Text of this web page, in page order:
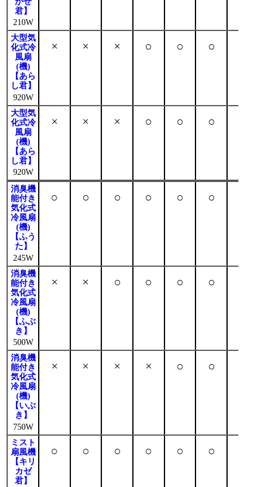
君】
210W
大型気
化式冷
風扇
(機)
【あら
し君】
920W
× × × ○ ○ ○
大型気
化式冷
風扇
(機)
【あら
し君】
920W
× × × ○ ○ ○
消臭機
能付き
気化式
冷風扇
(機)
【ふう
た】
245W
○ ○ ○ ○ ○ ○
消臭機
能付き
気化式
冷風扇
(機)
【ふぶ
き】
500W
× × ○ ○ ○ ○
消臭機
能付き
気化式
冷風扇
(機)
【いぶ
き】
750W
× × × × ○ ○
ミスト
扇風機
【キリ
カゼ
君】
○ ○ ○ ○ ○ ○